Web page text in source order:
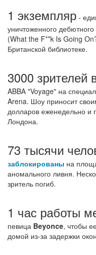
1 экземпляр -
уничтоженного
(What the F**k Is Going
Британской библиотеке.
3000 зрителей
ABBA "Voyage" на
Arena. Шоу приносит
долларов еженедельно и
Лондона.
73 тысячи
заблокированы на
аномального ливня.
зритель погиб.
1 час работы
певица Beyonce, чтобы
домой из-за задержки